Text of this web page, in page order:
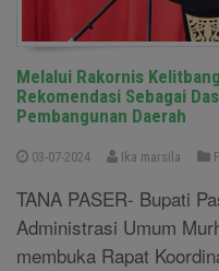
Melalui Rakornis
Rekomendasi Sebagai
Pembangunan Daerah
03-07-2024 Ika marsila
TANA PASER- Bupati
Administrasi Umum
membuka Rapat